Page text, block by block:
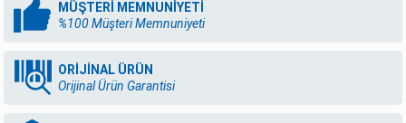
MÜŞTERİ MEMNUNİYETİ
%100 Müşteri Memnuniyeti
ORİJİNAL ÜRÜN
Orijinal Ürün Garantisi